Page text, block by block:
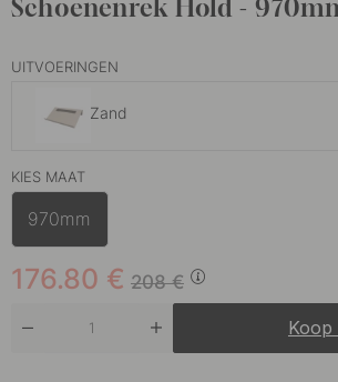
Schoenenrek Hold -
UITVOERINGEN
Zand
Zwart
KIES MAAT
970mm
208€
176.80 €
Koop